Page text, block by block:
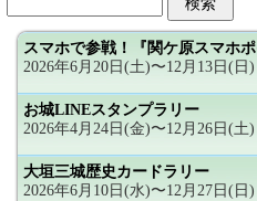
スマホで参戦！『関ケ原スマホポ
2026年6月20日(土)〜12月13日(日)
お城LINEスタンプラリー
2026年4月24日(金)〜12月26日(土)
大垣三城歴史カードラリー
2026年6月10日(水)〜12月27日(日)